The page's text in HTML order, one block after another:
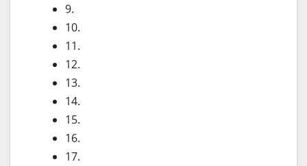
9.
10.
11.
12.
13.
14.
15.
16.
17.